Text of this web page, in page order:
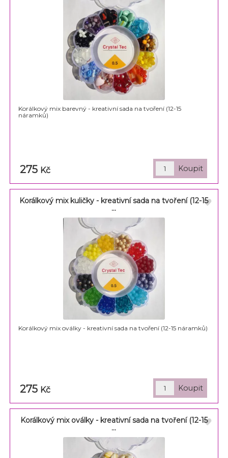
Korálkový mix barevný - kreativní sada na tvoření (12-15
náramků)
275 Kč
Korálkový mix kuličky - kreativní sada na tvoření (12-15
...
Korálkový mix oválky - kreativní sada na tvoření (12-15 náramků)
275 Kč
Korálkový mix oválky - kreativní sada na tvoření (12-15
...